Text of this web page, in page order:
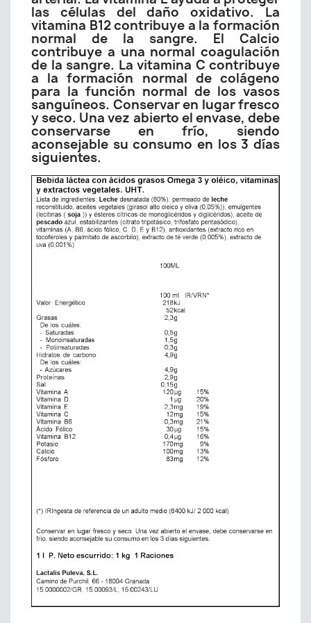
las células del daño oxidativo. La
vitamina B12 contribuye a la formación
normal de la sangre. El Calcio
contribuye a una normal coagulación
de la sangre. La vitamina C contribuye
a la formación normal de colágeno
para la función normal de los vasos
sanguíneos. Conservar en lugar fresco
y seco. Una vez abierto el envase, debe
conservarse en frío, siendo
aconsejable su consumo en los 3 días
siguientes.